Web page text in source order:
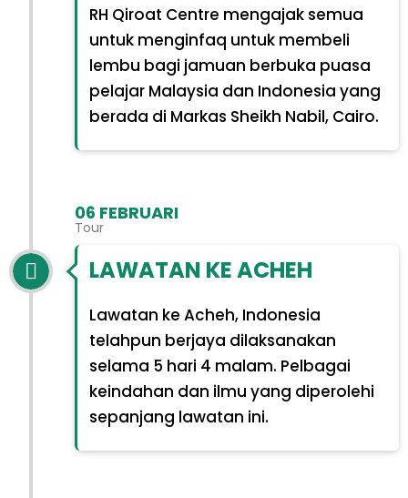
RH Qiroat Centre mengajak semua
untuk menginfaq untuk membeli
lembu bagi jamuan berbuka puasa
pelajar Malaysia dan Indonesia yang
berada di Markas Sheikh Nabil, Cairo.
06 FEBRUARI
Tour
LAWATAN KE ACHEH
Lawatan ke Acheh, Indonesia
telahpun berjaya dilaksanakan
selama 5 hari 4 malam. Pelbagai
keindahan dan ilmu yang diperolehi
sepanjang lawatan ini.